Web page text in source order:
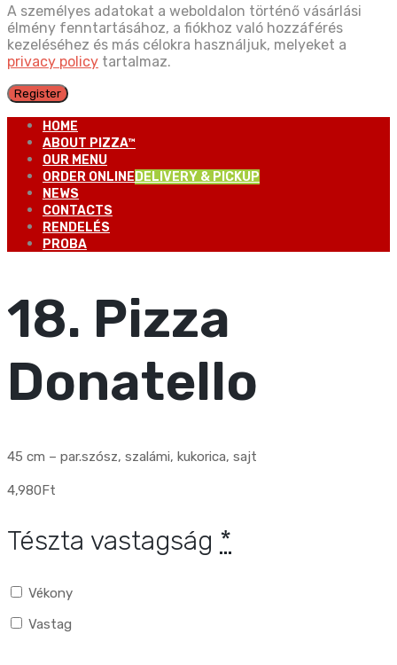
A személyes adatokat a weboldalon történő vásárlási
élmény fenntartásához, a fiókhoz való hozzáférés
kezeléséhez és más célokra használjuk, melyeket a
privacy policy tartalmaz.
Register
HOME
ABOUT PIZZA™
OUR MENU
ORDER ONLINE DELIVERY & PICKUP
NEWS
CONTACTS
RENDELÉS
PROBA
18. Pizza
Donatello
45 cm – par.szósz, szalámi, kukorica, sajt
4,980Ft
Tészta vastagság *
Vékony
Vastag